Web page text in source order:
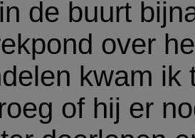
in de buurt
over
kwam ik
of hij er